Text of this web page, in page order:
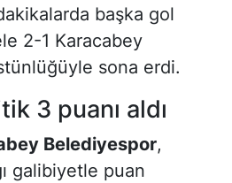
başka gol
2-1 Karacabey
sona erdi.
3 puanı aldı
Belediyespor,
galibiyetle puan